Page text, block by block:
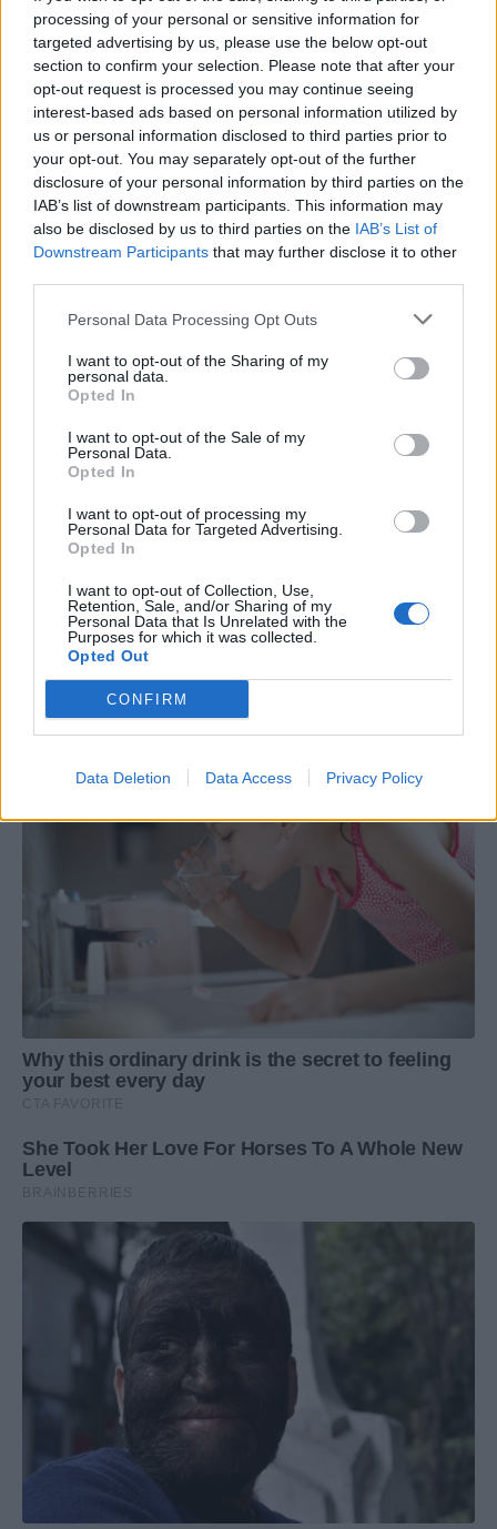
processing of your personal or sensitive information for
targeted advertising by us, please use the below opt-out
section to confirm your selection. Please note that after your
opt-out request is processed you may continue seeing
interest-based ads based on personal information utilized by
us or personal information disclosed to third parties prior to
your opt-out. You may separately opt-out of the further
disclosure of your personal information by third parties on the
IAB’s list of downstream participants. This information may
also be disclosed by us to third parties on the IAB’s List of
Downstream Participants that may further disclose it to other
Personal Data Processing Opt Outs
I want to opt-out of the Sharing of my
personal data.
Opted In
I want to opt-out of the Sale of my
Personal Data.
Opted In
I want to opt-out of processing my
Personal Data for Targeted Advertising.
Opted In
I want to opt-out of Collection, Use,
Retention, Sale, and/or Sharing of my
Personal Data that Is Unrelated with the
Purposes for which it was collected.
Opted Out
CONFIRM
Data Deletion Data Access Privacy Policy